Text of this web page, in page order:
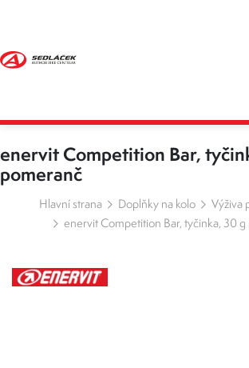
enervit Competition Bar,
pomeranč
Hlavní strana Doplňky na kolo
Výživa
enervit Competition Bar, tyčinka, 30